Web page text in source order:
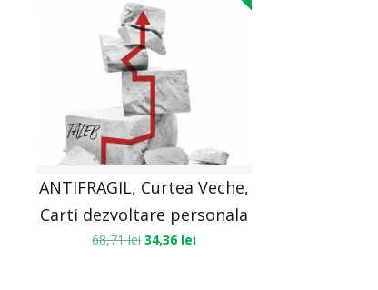
ANTIFRAGIL, Curtea Veche,
Carti dezvoltare personala
68,71lei 34,36 lei